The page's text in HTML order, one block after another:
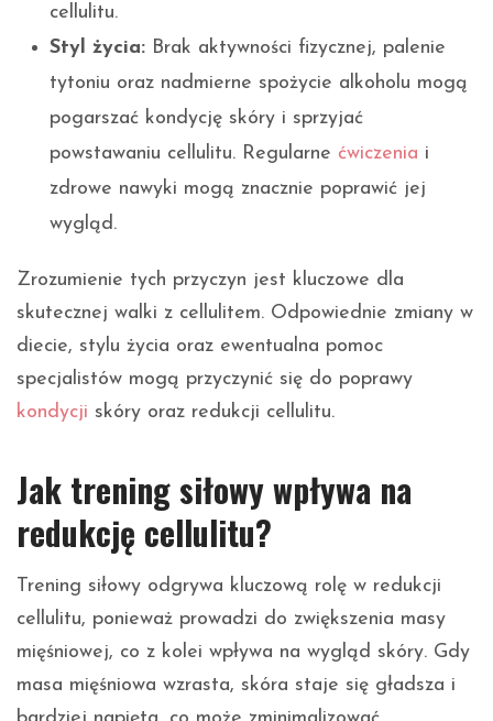
cellulitu.
Styl życia: Brak aktywności fizycznej, palenie
tytoniu oraz nadmierne spożycie alkoholu mogą
pogarszać kondycję skóry i sprzyjać
powstawaniu cellulitu. Regularne ćwiczenia i
zdrowe nawyki mogą znacznie poprawić jej
wygląd.
Zrozumienie tych przyczyn jest kluczowe dla
skutecznej walki z cellulitem. Odpowiednie zmiany w
diecie, stylu życia oraz ewentualna pomoc
specjalistów mogą przyczynić się do poprawy
kondycji skóry oraz redukcji cellulitu.
Jak trening siłowy wpływa na
redukcję cellulitu?
Trening siłowy odgrywa kluczową rolę w redukcji
cellulitu, ponieważ prowadzi do zwiększenia masy
mięśniowej, co z kolei wpływa na wygląd skóry. Gdy
masa mięśniowa wzrasta, skóra staje się gładsza i